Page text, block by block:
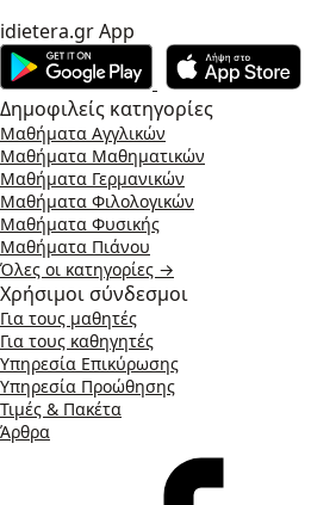
idietera.gr App
Δημοφιλείς κατηγορίες
Μαθήματα Αγγλικών
Μαθήματα Μαθηματικών
Μαθήματα Γερμανικών
Μαθήματα Φιλολογικών
Μαθήματα Φυσικής
Μαθήματα Πιάνου
Όλες οι κατηγορίες →
Χρήσιμοι σύνδεσμοι
Για τους μαθητές
Για τους καθηγητές
Υπηρεσία Επικύρωσης
Υπηρεσία Προώθησης
Τιμές & Πακέτα
Άρθρα